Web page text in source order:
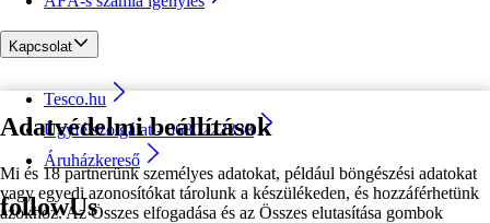
Adatvédelmi beállítások
Mi és 18 partnerünk személyes adatokat, például böngészési adatokat
vagy egyedi azonosítókat tárolunk a készülékeden, és hozzáférhetünk
azokhoz. Az Összes elfogadása és az Összes elutasítása gombok
Kapcsolat
Tesco.hu
Ügyfélszolgálat - 0680222333
Áruházkereső
followUs